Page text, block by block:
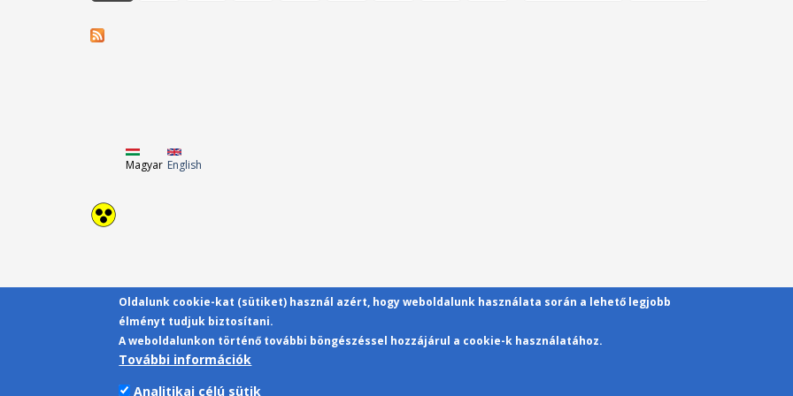
Magyar English
Oldalunk cookie-kat (sütiket) használ azért, hogy weboldalunk használata során a lehető legjobb
élményt tudjuk biztosítani.
A weboldalunkon történő további böngészéssel hozzájárul a cookie-k használatához.
További információk
Analitikai célú sütik